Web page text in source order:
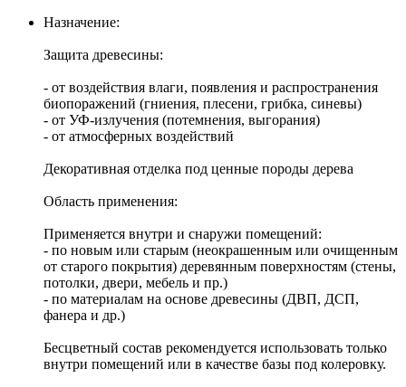
Назначение:
Защита древесины:
- от воздействия влаги, появления и распространения
биопоражений (гниения, плесени, грибка, синевы)
- от УФ-излучения (потемнения, выгорания)
- от атмосферных воздействий
Декоративная отделка под ценные породы дерева
Область применения:
Применяется внутри и снаружи помещений:
- по новым или старым (неокрашенным или очищенным
от старого покрытия) деревянным поверхностям (стены,
потолки, двери, мебель и пр.)
- по материалам на основе древесины (ДВП, ДСП,
фанера и др.)
Бесцветный состав рекомендуется использовать только
внутри помещений или в качестве базы под колеровку.